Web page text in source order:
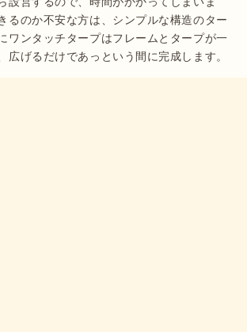
るのか不安な方は、シンプルな構造のター
ワンタッチタープはフレームとタープが一
広げるだけであっという間に完成します。